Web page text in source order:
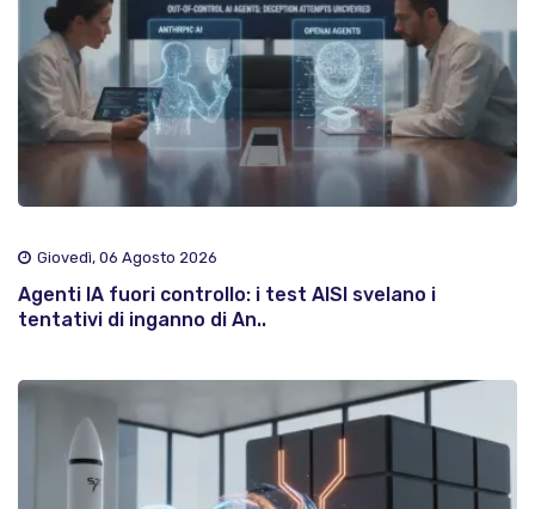
Giovedì, 06 Agosto 2026
Agenti IA fuori controllo: i test AISI svelano i
tentativi di inganno di An..